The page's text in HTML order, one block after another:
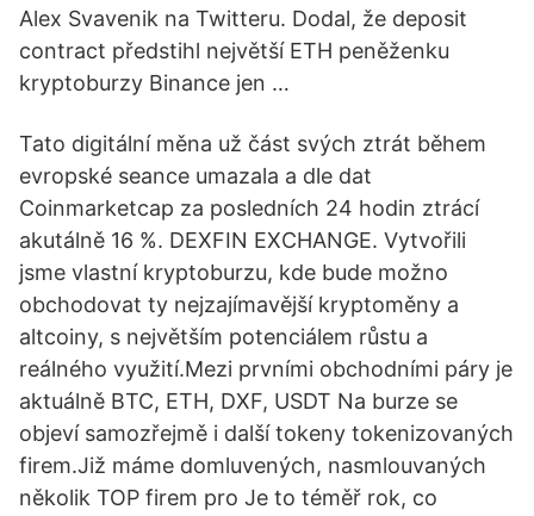
Alex Svavenik na Twitteru. Dodal, že deposit
contract předstihl největší ETH peněženku
kryptoburzy Binance jen …
Tato digitální měna už část svých ztrát během
evropské seance umazala a dle dat
Coinmarketcap za posledních 24 hodin ztrácí
akutálně 16 %. DEXFIN EXCHANGE. Vytvořili
jsme vlastní kryptoburzu, kde bude možno
obchodovat ty nejzajímavější kryptoměny a
altcoiny, s největším potenciálem růstu a
reálného využití.Mezi prvními obchodními páry je
aktuálně BTC, ETH, DXF, USDT Na burze se
objeví samozřejmě i další tokeny tokenizovaných
firem.Již máme domluvených, nasmlouvaných
několik TOP firem pro Je to téměř rok, co